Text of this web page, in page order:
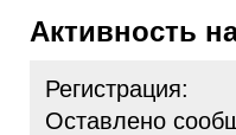
Активность
Регистрация:
Оставлено